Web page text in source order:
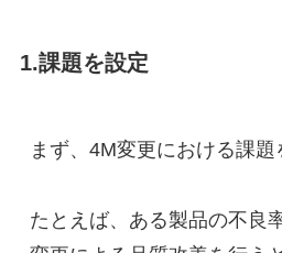
1.課題を設定
まず、4M変更における課題
たとえば、ある製品の不良